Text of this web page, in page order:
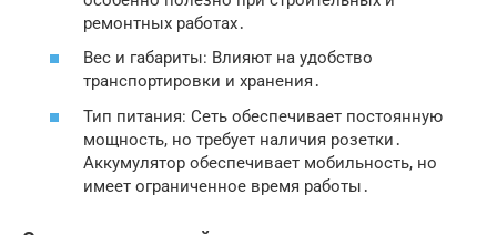
ремонтных работах․
Вес и габариты: Влияют на удобство
транспортировки и хранения․
Тип питания: Сеть обеспечивает постоянную
мощность, но требует наличия розетки․
Аккумулятор обеспечивает мобильность, но
имеет ограниченное время работы․